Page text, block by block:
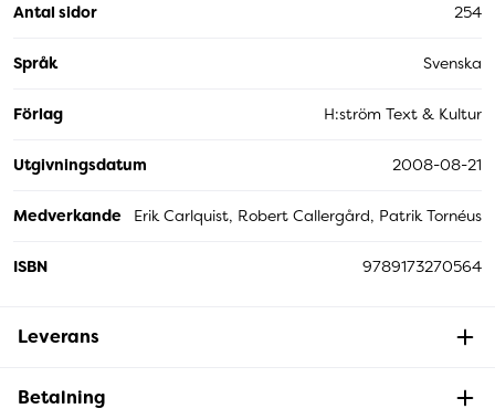
Antal sidor 254
Språk Svenska
Förlag H:ström Text & Kultur
Utgivningsdatum 2008-08-21
Medverkande Erik Carlquist, Robert Callergård, Patrik Tornéus
ISBN 9789173270564
Leverans
Betalning